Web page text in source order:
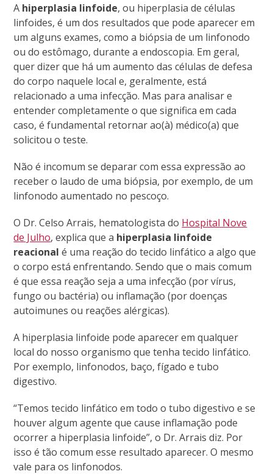
A hiperplasia linfoide, ou hiperplasia de células
linfoides, é um dos resultados que pode aparecer em
um alguns exames, como a biópsia de um linfonodo
ou do estômago, durante a endoscopia. Em geral,
quer dizer que há um aumento das células de defesa
do corpo naquele local e, geralmente, está
relacionado a uma infecção. Mas para analisar e
entender completamente o que significa em cada
caso, é fundamental retornar ao(à) médico(a) que
solicitou o teste.
Não é incomum se deparar com essa expressão ao
receber o laudo de uma biópsia, por exemplo, de um
linfonodo aumentado no pescoço.
O Dr. Celso Arrais, hematologista do Hospital Nove
de Julho, explica que a hiperplasia linfoide
reacionalé uma reação do tecido linfático a algo que
o corpo está enfrentando. Sendo que o mais comum
é que essa reação seja a uma infecção (por vírus,
fungo ou bactéria) ou inflamação (por doenças
autoimunes ou reações alérgicas).
A hiperplasia linfoide pode aparecer em qualquer
local do nosso organismo que tenha tecido linfático.
Por exemplo, linfonodos, baço, fígado e tubo
digestivo.
“Temos tecido linfático em todo o tubo digestivo e se
houver algum agente que cause inflamação pode
ocorrer a hiperplasia linfoide”, o Dr. Arrais diz. Por
isso é tão comum esse resultado aparecer. O mesmo
vale para os linfonodos.